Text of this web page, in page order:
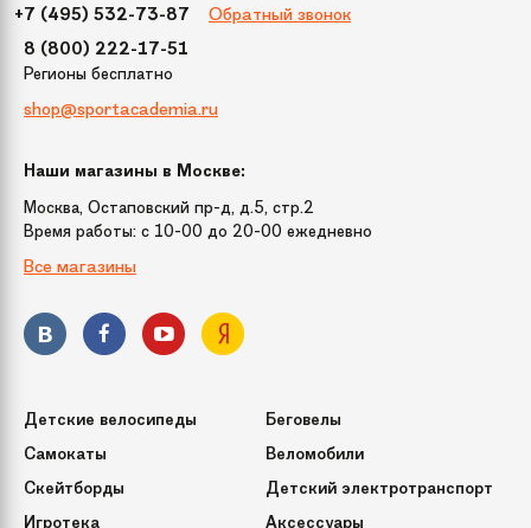
+7 (495) 532-73-87 Обратный звонок
8 (800) 222-17-51
Регионы бесплатно
shop@sportacademia.ru
Наши магазины в Москве:
Москва, Остаповский пр-д, д.5, стр.2
Время работы: c 10-00 до 20-00 ежедневно
Все магазины
Детские велосипеды
Беговелы
Самокаты
Веломобили
Скейтборды
Детский электротранспорт
Игротека
Аксессуары